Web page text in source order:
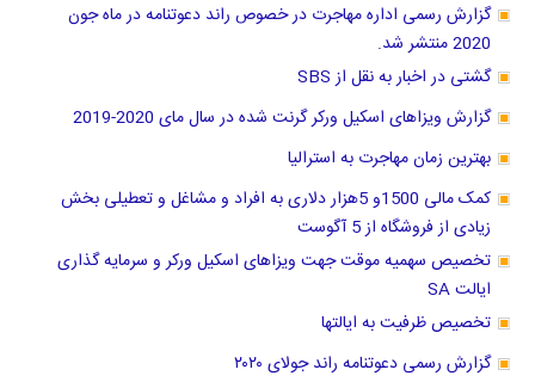
گزارش رسمی اداره مهاجرت در خصوص راند دعوتنامه در ماه جون
2020 منتشر شد.
گشتی در اخبار به نقل از SBS
گزارش ویزاهای اسکیل ورکر گرنت شده در سال مای 2020-2019
بهترین زمان مهاجرت به استرالیا
کمک مالی 1500و 5هزار دلاری به افراد و مشاغل و تعطیلی بخش
زیادی از فروشگاه از 5 آگوست
تخصیص سهمیه موقت جهت ویزاهای اسکیل ورکر و سرمایه گذاری
ایالت SA
تخصیص ظرفیت به ایالتها
گزارش رسمی دعوتنامه راند جولای ۲۰۲۰